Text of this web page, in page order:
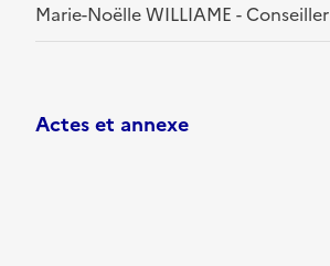
Marie-Noëlle WILLIAME - Conseiller
Actes et annexe